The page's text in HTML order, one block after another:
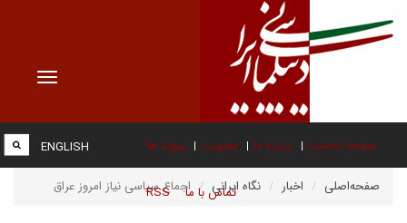
Toggle
صفحه نخست درباره ما عضویت پیوند ها
تماس با ما RSS
ENGLISH
صفحه‌اصلی اخبار نگاه ایرانی اجماع سیاسی نیاز امروز عراق